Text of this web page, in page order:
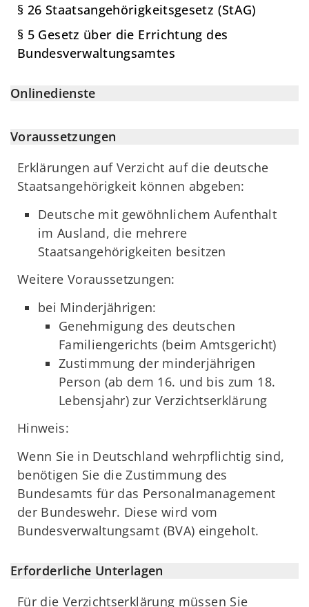
§ 26 Staatsangehörigkeitsgesetz (StAG)
§ 5 Gesetz über die Errichtung des
Bundesverwaltungsamtes
Onlinedienste
Voraussetzungen
Erklärungen auf Verzicht auf die deutsche
Staatsangehörigkeit können abgeben:
Deutsche mit gewöhnlichem Aufenthalt
im Ausland, die mehrere
Staatsangehörigkeiten besitzen
Weitere Voraussetzungen:
bei Minderjährigen:
Genehmigung des deutschen
Familiengerichts (beim Amtsgericht)
Zustimmung der minderjährigen
Person (ab dem 16. und bis zum 18.
Lebensjahr) zur Verzichtserklärung
Hinweis:
Wenn Sie in Deutschland wehrpflichtig sind,
benötigen Sie die Zustimmung des
Bundesamts für das Personalmanagement
der Bundeswehr. Diese wird vom
Bundesverwaltungsamt (BVA) eingeholt.
Erforderliche Unterlagen
Für die Verzichtserklärung müssen Sie